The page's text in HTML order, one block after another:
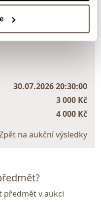
na aukční výsledky
30.07.2026 20:30:00
3 000 Kč
4 000 Kč
na aukční výsledky
předmět v aukci